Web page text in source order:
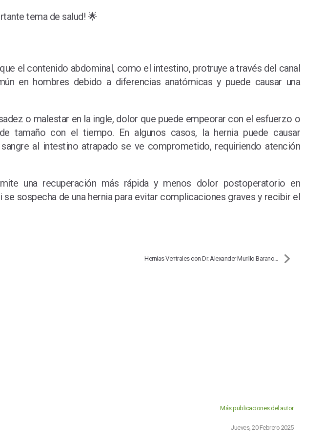
tema de salud! 🌟
el contenido abdominal, como el intestino, protruye a través del canal
en hombres debido a diferencias anatómicas y puede causar una
o malestar en la ingle, dolor que puede empeorar con el esfuerzo o
tamaño con el tiempo. En algunos casos, la hernia puede causar
al intestino atrapado se ve comprometido, requiriendo atención
una recuperación más rápida y menos dolor postoperatorio en
sospecha de una hernia para evitar complicaciones graves y recibir el
Hernias Ventrales con Dr. Alexander Murillo Barano...
Más publicaciones del autor
Jueves, 20 Febrero 2025